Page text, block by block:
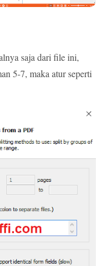
saja dari file ini,
5-7, maka atur seperti